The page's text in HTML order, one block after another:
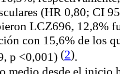
(HR 0,80; CI
LCZ696, 12,8%
con 15,6% de los
p <0,001) (2).
medio desde el inicio